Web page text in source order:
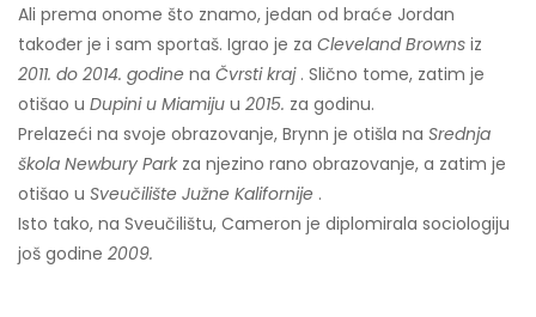
Ali prema onome što znamo, jedan od braće Jordan
također je i sam sportaš. Igrao je za Cleveland Browns iz
2011. do 2014. godine na Čvrsti kraj. Slično tome, zatim je
otišao u Dupini u Miamiju u 2015. za godinu.
Prelazeći na svoje obrazovanje, Brynn je otišla na Srednja
škola Newbury Parkza njezino rano obrazovanje, a zatim je
otišao u Sveučilište Južne Kalifornije .
Isto tako, na Sveučilištu, Cameron je diplomirala sociologiju
još godine 2009.